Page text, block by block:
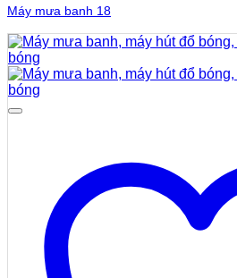
Máy mưa banh 18